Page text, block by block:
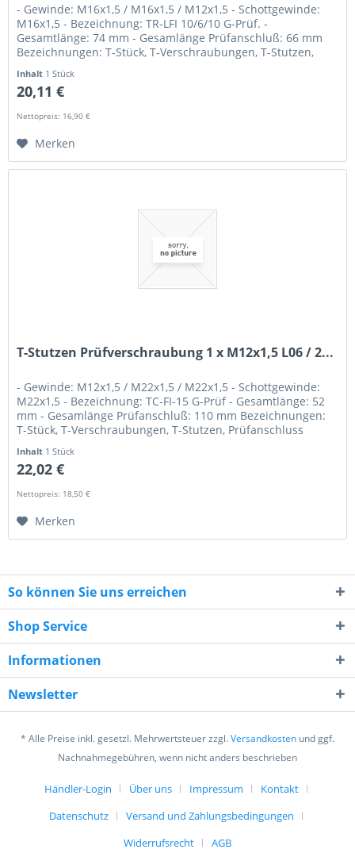
- Gewinde: M16x1,5 / M16x1,5 / M12x1,5 - Schottgewinde:
M16x1,5 - Bezeichnung: TR-LFI 10/6/10 G-Prüf. -
Gesamtlänge: 74 mm - Gesamlänge Prüfanschluß: 66 mm
Bezeichnungen: T-Stück, T-Verschraubungen, T-Stutzen,
Inhalt 1 Stück
20,11 €
Nettopreis: 16,90 €
Merken
T-Stutzen Prüfverschraubung 1 x M12x1,5 L06 / 2...
- Gewinde: M12x1,5 / M22x1,5 / M22x1,5 - Schottgewinde:
M22x1,5 - Bezeichnung: TC-FI-15 G-Prüf - Gesamtlänge: 52
mm - Gesamlänge Prüfanschluß: 110 mm Bezeichnungen:
T-Stück, T-Verschraubungen, T-Stutzen, Prüfanschluss
Inhalt 1 Stück
22,02 €
Nettopreis: 18,50 €
Merken
So können Sie uns erreichen
Shop Service
Informationen
Newsletter
* Alle Preise inkl. gesetzl. Mehrwertsteuer zzgl.Versandkosten und ggf.
Nachnahmegebühren, wenn nicht anders beschrieben
Händler-Login Über uns Impressum
Kontakt
Datenschutz
Versand und Zahlungsbedingungen
Widerrufsrecht
AGB